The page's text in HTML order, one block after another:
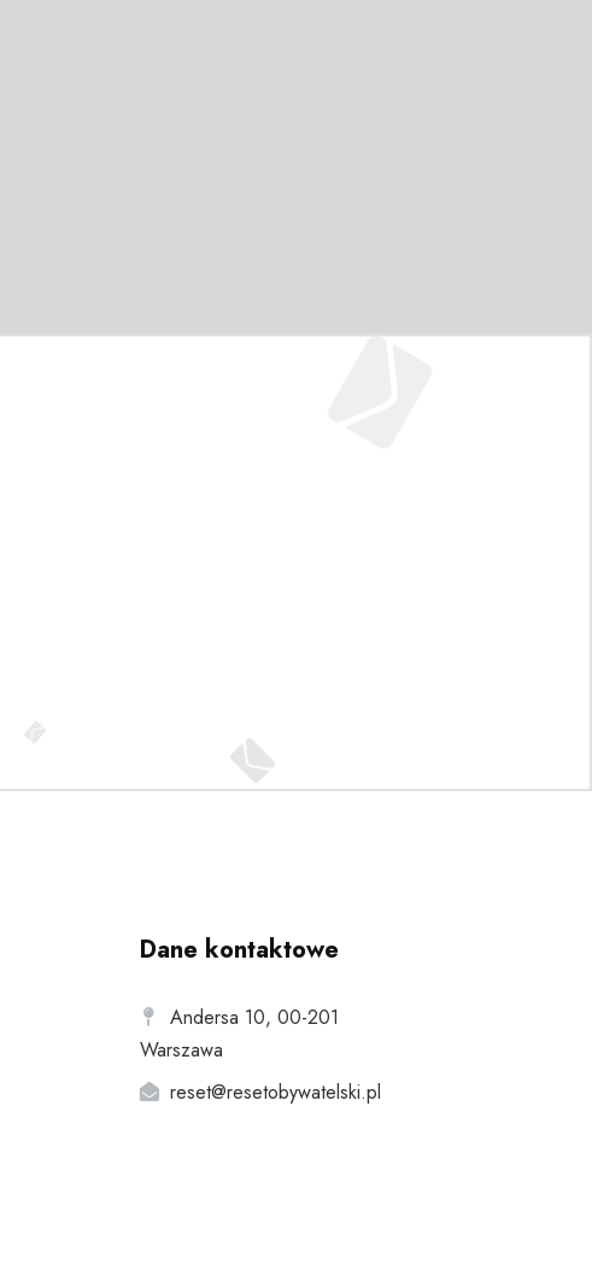
Dane kontaktowe
Andersa 10, 00-201
Warszawa
reset@resetobywatelski.pl